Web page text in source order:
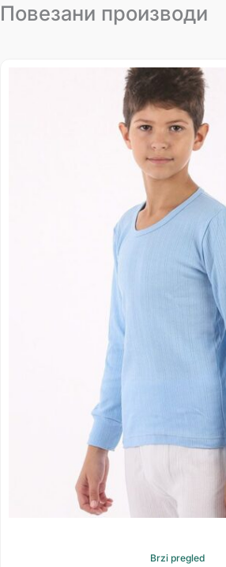
Повезани производи
Brzi pregled
Распон
цена:
од
435.00 рсд
до
514.00 рсд